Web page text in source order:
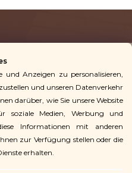
Anzeigen zu personalisieren,
und unseren Datenverkehr
darüber, wie Sie unsere Website
soziale Medien, Werbung und
Informationen mit anderen
zur Verfügung stellen oder die
erhalten.